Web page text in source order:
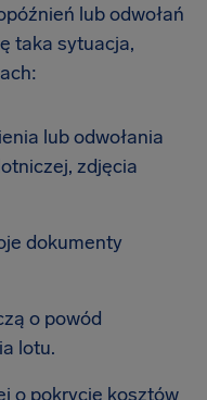
lub odwołań
taka sytuacja,
lub odwołania
zdjęcia
dokumenty
o powód
lotu.
o pokrycie kosztów